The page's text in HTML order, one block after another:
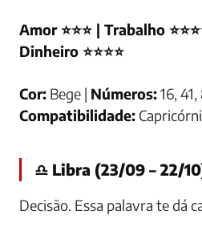
Amor ⭐⭐⭐ | Trabalho
Dinheiro ⭐⭐⭐⭐
Cor: Bege | Números:16,
Compatibilidade:
♎ Libra (23/09 – 22/
Decisão. Essa palavra te dá